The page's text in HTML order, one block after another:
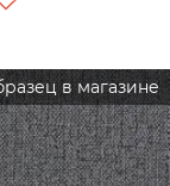
в магазине